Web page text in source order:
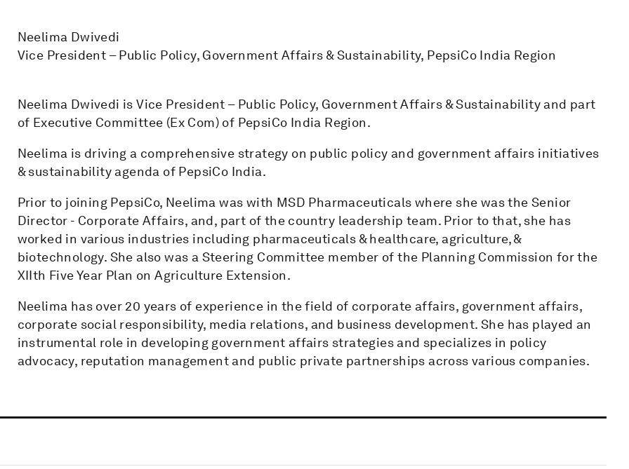
Neelima Dwivedi
Vice President – Public Policy, Government Affairs & Sustainability, PepsiCo India Region
Neelima Dwivedi is Vice President – Public Policy, Government Affairs & Sustainability and part
of Executive Committee (Ex Com) of PepsiCo India Region.
Neelima is driving a comprehensive strategy on public policy and government affairs initiatives
& sustainability agenda of PepsiCo India.
Prior to joining PepsiCo, Neelima was with MSD Pharmaceuticals where she was the Senior
Director - Corporate Affairs, and, part of the country leadership team. Prior to that, she has
worked in various industries including pharmaceuticals & healthcare, agriculture, &
biotechnology. She also was a Steering Committee member of the Planning Commission for the
XIIth Five Year Plan on Agriculture Extension.
Neelima has over 20 years of experience in the field of corporate affairs, government affairs,
corporate social responsibility, media relations, and business development. She has played an
instrumental role in developing government affairs strategies and specializes in policy
advocacy, reputation management and public private partnerships across various companies.